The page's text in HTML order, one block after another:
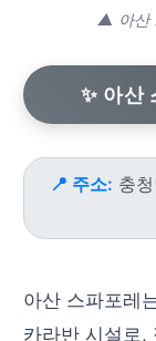
▲ 아산
✨ 아산
📍 주소: 충
아산 스파포레
카라반 시설로,